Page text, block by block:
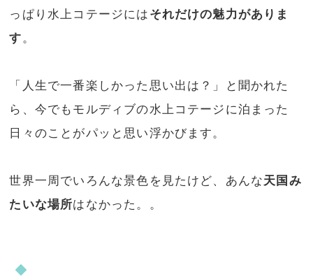
っぱり水上コテージには それだけの魅力がありま
す。
「人生で一番楽しかった思い出は？」と聞かれた
ら、今でもモルディブの水上コテージに泊まった
日々のことがパッと思い浮かびます。
世界一周でいろんな景色を見たけど、あんな天国み
たいな場所はなかった。。